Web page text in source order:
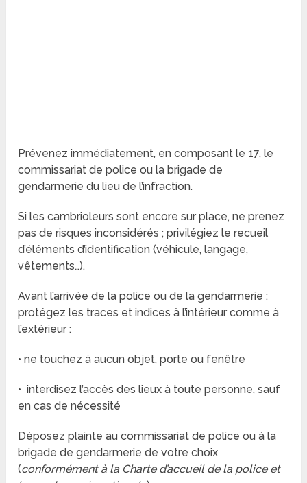
Prévenez immédiatement, en composant le 17, le
commissariat de police ou la brigade de
gendarmerie du lieu de l’infraction.
Si les cambrioleurs sont encore sur place, ne prenez
pas de risques inconsidérés ; privilégiez le recueil
d’éléments d’identification (véhicule, langage,
vêtements…).
Avant l’arrivée de la police ou de la gendarmerie :
protégez les traces et indices à l’intérieur comme à
l’extérieur :
• ne touchez à aucun objet, porte ou fenêtre
• interdisez l’accès des lieux à toute personne, sauf
en cas de nécessité
Déposez plainte au commissariat de police ou à la
brigade de gendarmerie de votre choix
(conformément à la Charte d’accueil de la police et